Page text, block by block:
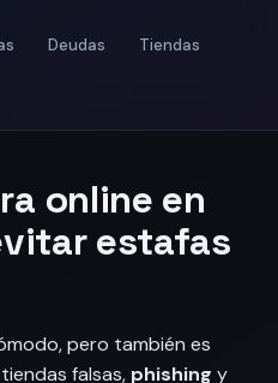
Deudas Tiendas
online en
estafas
pero también es
falsas, phishing y